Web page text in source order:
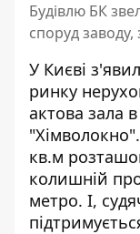
Будівлю БК
споруд заводу,
У Києві
ринку
актова зала
кв.м
колишній
метро. І,